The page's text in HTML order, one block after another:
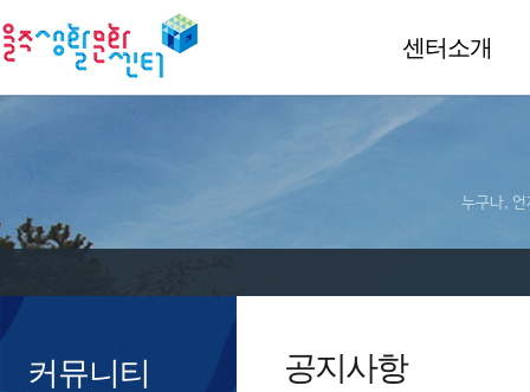
센터소개
누구나, 언
커뮤니티 공지사항